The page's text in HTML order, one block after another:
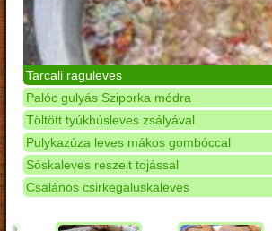
Tarcali raguleves
Palóc gulyás Sziporka módra
Töltött tyúkhúsleves zsályával
Pulykazúza leves mákos gombóccal
Sóskaleves reszelt tojással
Csalános csirkegaluskaleves